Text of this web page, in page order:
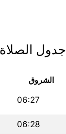
جدول
الشروق
06:27
06:28